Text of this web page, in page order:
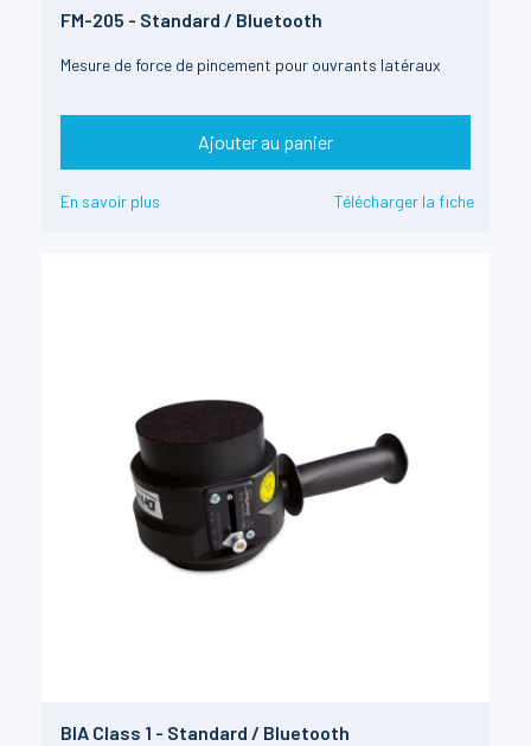
FM-205 - Standard / Bluetooth
Mesure de force de pincement pour ouvrants latéraux
Ajouter au panier
En savoir plus Télécharger la fiche
BIA Class 1 - Standard / Bluetooth